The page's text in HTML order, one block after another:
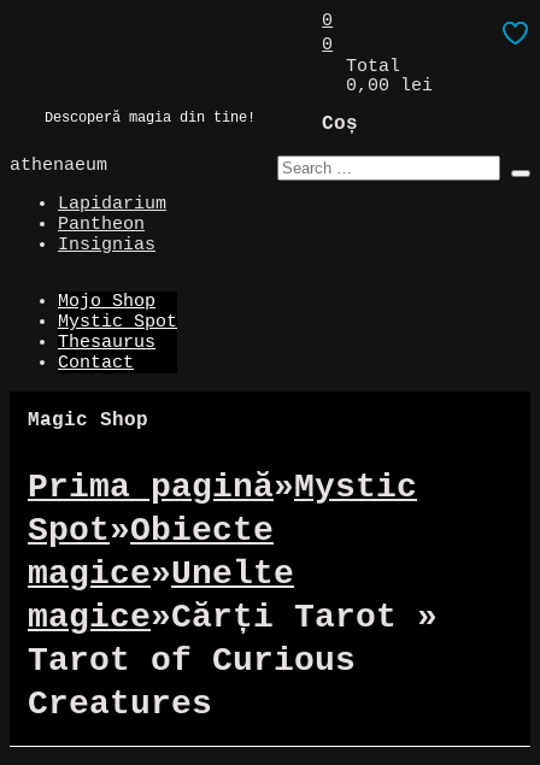
Descoperă magia din tine!
0
0
Total
0,00 lei
Coș
athenaeum
Lapidarium
Pantheon
Insignias
Mojo Shop
Mystic Spot
Thesaurus
Contact
Magic Shop
Prima pagină»Mystic
Spot»Obiecte
magice»Unelte
magice»Cărți Tarot »
Tarot of Curious
Creatures